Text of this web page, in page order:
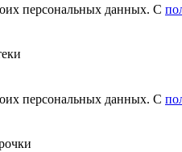
персональных данных. С
персональных данных. С